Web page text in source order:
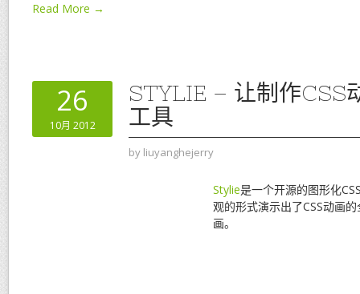
Read More →
26
10月 2012
STYLIE – 让制作CSS
工具
by liuyanghejerry
Stylie是一个开源的图形化
观的形式演示出了CSS动画
画。